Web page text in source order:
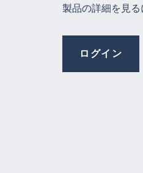
製品の詳細を見
ログイン